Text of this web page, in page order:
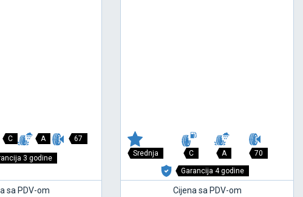
C A 67
3 godine
sa PDV-om
Srednja C A 70
Garancija 4 godine
Cijena sa PDV-om